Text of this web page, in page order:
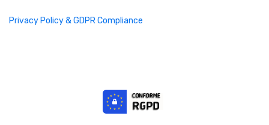
Privacy Policy & GDPR Compliance